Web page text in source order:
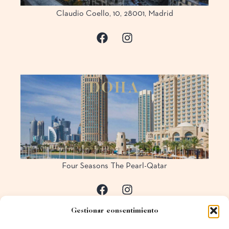
Gestionar consentimiento
Claudio Coello, 10, 28001, Madrid
DOHA
Four Seasons The Pearl-Qatar